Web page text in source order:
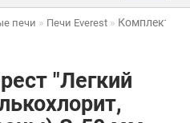
печи Печи Everest Комплект
"Легкий